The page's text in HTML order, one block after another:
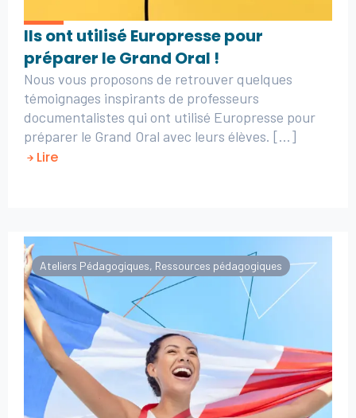
Ils ont utilisé Europresse pour
préparer le Grand Oral !
Nous vous proposons de retrouver quelques
témoignages inspirants de professeurs
documentalistes qui ont utilisé Europresse pour
préparer le Grand Oral avec leurs élèves. [...]
Lire
Ateliers Pédagogiques, Ressources pédagogiques